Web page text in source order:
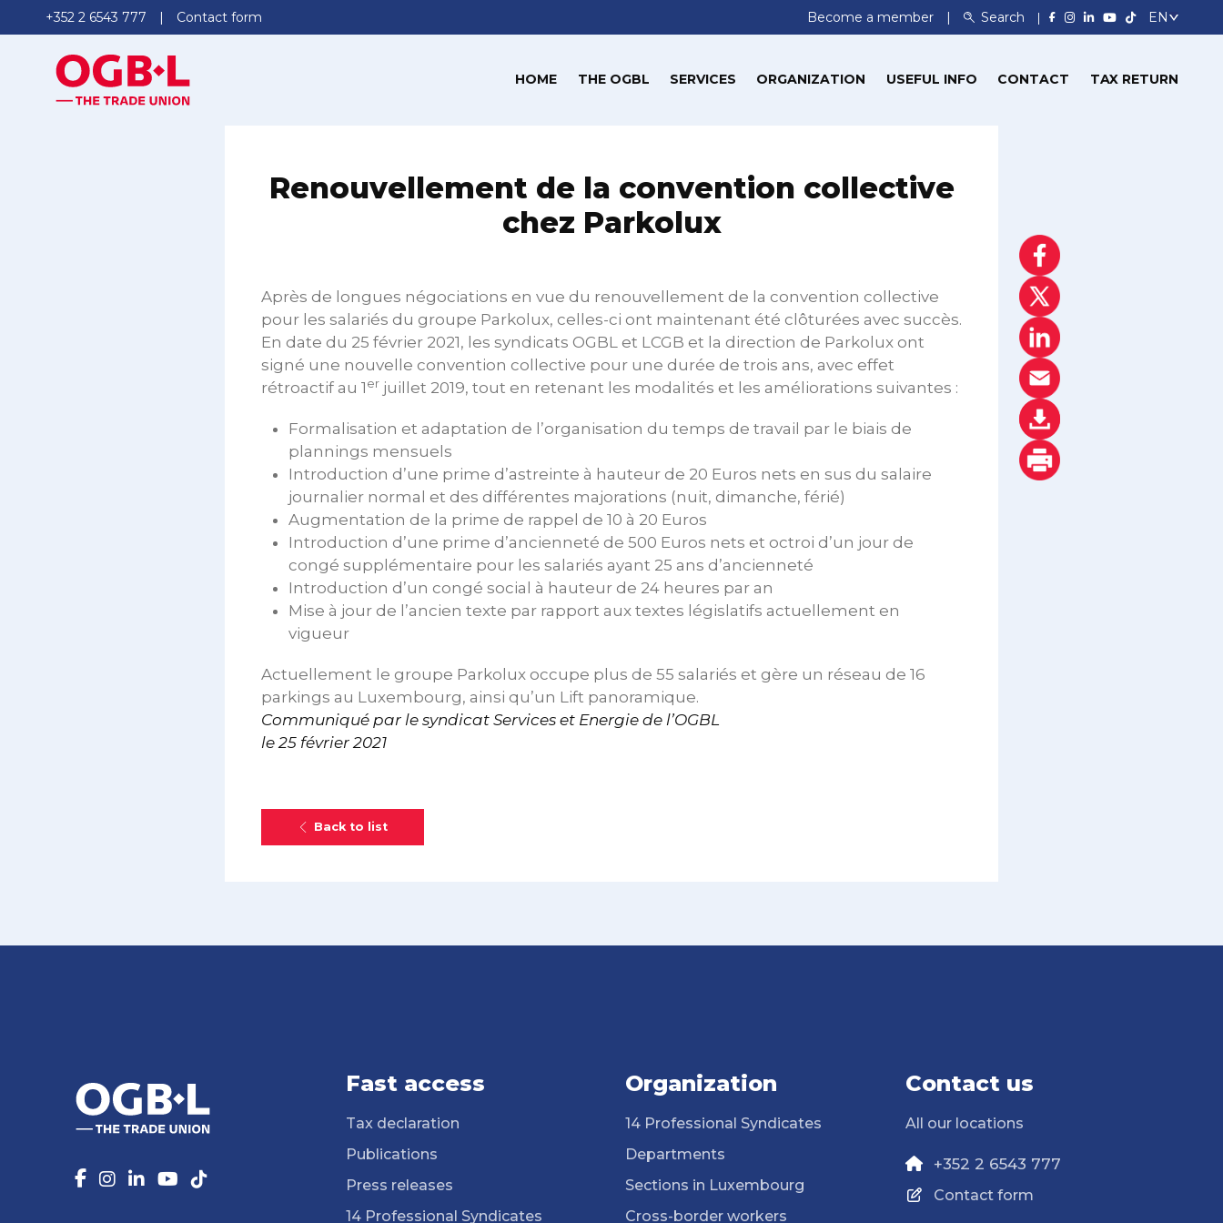
+352 2 6543 777 Contact form Become a member Search
HOME THE OGBL SERVICES ORGANIZATION USEFUL INFO CONTACT TAX RETURN
Renouvellement de la convention collective
chez Parkolux
Après de longues négociations en vue du renouvellement de la convention collective
pour les salariés du groupe Parkolux, celles-ci ont maintenant été clôturées avec succès.
En date du 25 février 2021, les syndicats OGBL et LCGB et la direction de Parkolux ont
signé une nouvelle convention collective pour une durée de trois ans, avec effet
rétroactif au 1 er juillet 2019, tout en retenant les modalités et les améliorations suivantes :
Formalisation et adaptation de l’organisation du temps de travail par le biais de
plannings mensuels
Introduction d’une prime d’astreinte à hauteur de 20 Euros nets en sus du salaire
journalier normal et des différentes majorations (nuit, dimanche, férié)
Augmentation de la prime de rappel de 10 à 20 Euros
Introduction d’une prime d’ancienneté de 500 Euros nets et octroi d’un jour de
congé supplémentaire pour les salariés ayant 25 ans d’ancienneté
Introduction d’un congé social à hauteur de 24 heures par an
Mise à jour de l’ancien texte par rapport aux textes législatifs actuellement en
vigueur
Actuellement le groupe Parkolux occupe plus de 55 salariés et gère un réseau de 16
parkings au Luxembourg, ainsi qu’un Lift panoramique.
Communiqué par le syndicat Services et Energie de l’OGBL
le 25 février 2021
Back to list
Fast access
Tax declaration
Publications
Press releases
14 Professional Syndicates
Organization
14 Professional Syndicates
Departments
Sections in Luxembourg
Cross-border workers
Contact us
All our locations
+352 2 6543 777
Contact form